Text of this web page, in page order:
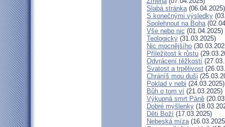
Slabá stránka(06.04.2025)
S konečnými výsledky
Spolehnout na Boha
Vše nebo nic (01.04.2025)
Teologicky (31.03.2025)
Nic mocnějšího
Příležitost k růstu
Odvrácení těžkostí
Svatost a trpělivost
Chráníš mou duši
Poklad v nebi (24.03.2025)
Bůh o tom ví (21.03.2025)
Výkupná smrt Páně
Dobré myšlenky
Děti Boží (17.03.2025)
Nebeská míza